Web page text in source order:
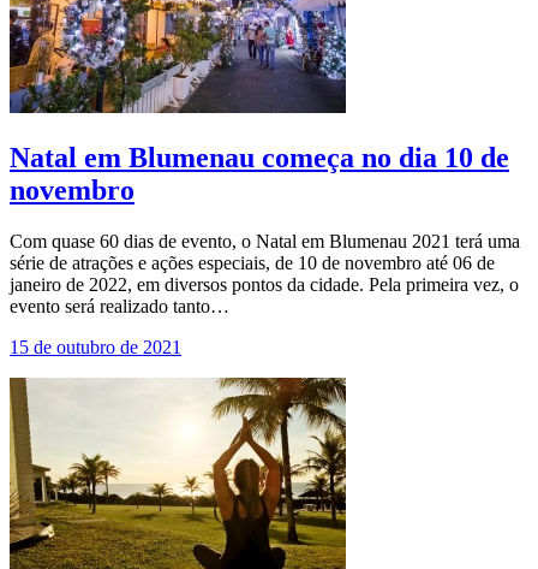
Natal em Blumenau começa no dia 10 de
novembro
Com quase 60 dias de evento, o Natal em Blumenau 2021 terá uma
série de atrações e ações especiais, de 10 de novembro até 06 de
janeiro de 2022, em diversos pontos da cidade. Pela primeira vez, o
evento será realizado tanto…
15 de outubro de 2021